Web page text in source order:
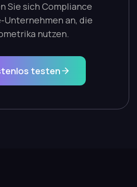
Sie sich Compliance
Unternehmen an, die
nutzen.
testen